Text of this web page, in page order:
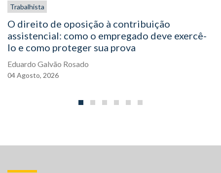
Trabalhista
O direito de oposição à contribuição
assistencial: como o empregado deve exercê-
lo e como proteger sua prova
Eduardo Galvão Rosado
04Agosto, 2026